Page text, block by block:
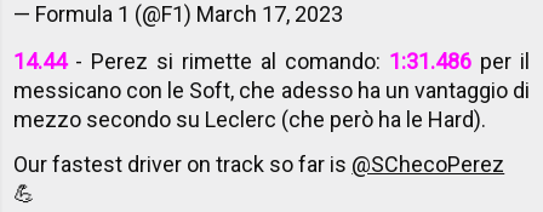
— Formula 1 (@F1) March 17, 2023
14.44- Perez si rimette al comando: 1:31.486 per il
messicano con le Soft, che adesso ha un vantaggio di
mezzo secondo su Leclerc (che però ha le Hard).
Our fastest driver on track so far is @SChecoPerez
💪